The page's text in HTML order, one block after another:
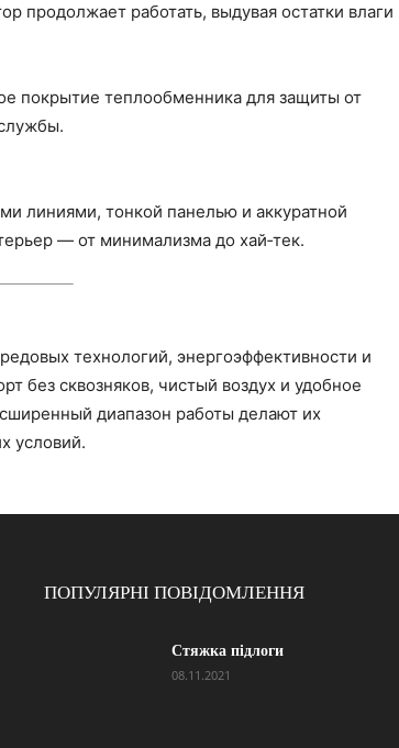
продолжает работать, выдувая остатки влаги
покрытие теплообменника для защиты от
линиями, тонкой панелью и аккуратной
— от минимализма до хай‑тек.
технологий, энергоэффективности и
без сквозняков, чистый воздух и удобное
диапазон работы делают их
условий.
ПОПУЛЯРНІ ПОВІДОМЛЕННЯ
Стяжка підлоги
08.11.2021